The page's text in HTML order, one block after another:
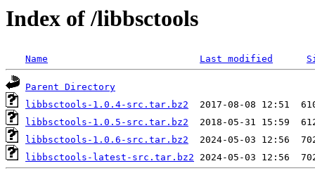
Index of /libbsctools
Name Last modified
Parent Directory
libbsctools-1.0.4-src.tar.bz2
libbsctools-1.0.5-src.tar.bz2
libbsctools-1.0.6-src.tar.bz2
libbsctools-latest-src.tar.bz2